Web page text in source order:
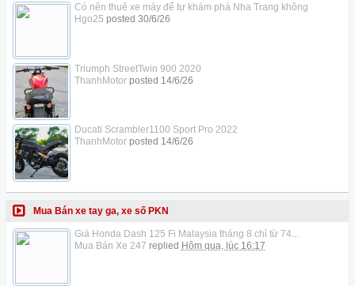
Có nên thuê xe máy để tự khám phá Nha Trang không
Hgo25 posted 30/6/26
Triumph StreetTwin 900 2020
ThanhMotorposted 14/6/26
Ducati Scrambler1100 Sport Pro 2022
ThanhMotorposted 14/6/26
Mua Bán xe tay ga, xe số PKN
Giá Honda Dash 125 Fi Malaysia tháng 8 chỉ từ 74...
Mua Bán Xe 247 replied Hôm qua, lúc 16:17